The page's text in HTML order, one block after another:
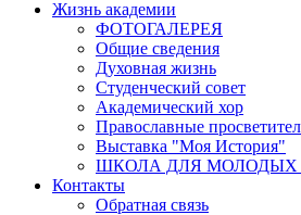
Жизнь академии
ФОТОГАЛЕРЕЯ
Общие сведения
Духовная жизнь
Студенческий совет
Академический хор
Православные
Выставка "Моя История"
ШКОЛА ДЛЯ МОЛОДЫХ
Контакты
Обратная связь